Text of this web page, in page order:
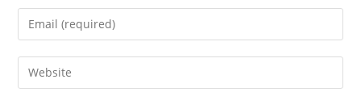
name
comment
Enter
your
email
address
Enter
your